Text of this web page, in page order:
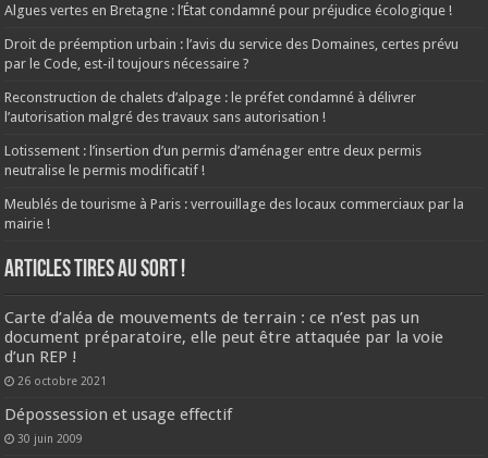
Algues vertes en Bretagne : l’État condamné pour préjudice écologique !
Droit de préemption urbain : l’avis du service des Domaines, certes prévu
par le Code, est-il toujours nécessaire ?
Reconstruction de chalets d’alpage : le préfet condamné à délivrer
l’autorisation malgré des travaux sans autorisation !
Lotissement : l’insertion d’un permis d’aménager entre deux permis
neutralise le permis modificatif !
Meublés de tourisme à Paris : verrouillage des locaux commerciaux par la
mairie !
ARTICLES TIRES AU SORT !
Carte d’aléa de mouvements de terrain : ce n’est pas un
document préparatoire, elle peut être attaquée par la voie
d’un REP !
26 octobre 2021
Dépossession et usage effectif
30 juin 2009